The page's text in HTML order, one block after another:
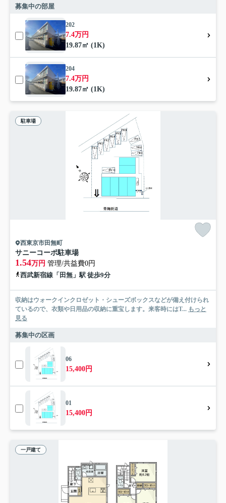
募集中の部屋
202
7.4万円
19.87㎡ (1K)
204
7.4万円
19.87㎡ (1K)
駐車場
西東京市田無町
サニーコーポ駐車場
1.54万円 管理/共益費0円
西武新宿線「田無」駅 徒歩9分
収納はウォークインクロゼット・シューズボックスなどが備え付けられ
ているので、衣類や日用品の収納に重宝します。来客時にはT... もっと
見る
募集中の区画
06
15,400円
01
15,400円
一戸建て